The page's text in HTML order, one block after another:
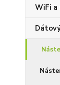
WiFi a